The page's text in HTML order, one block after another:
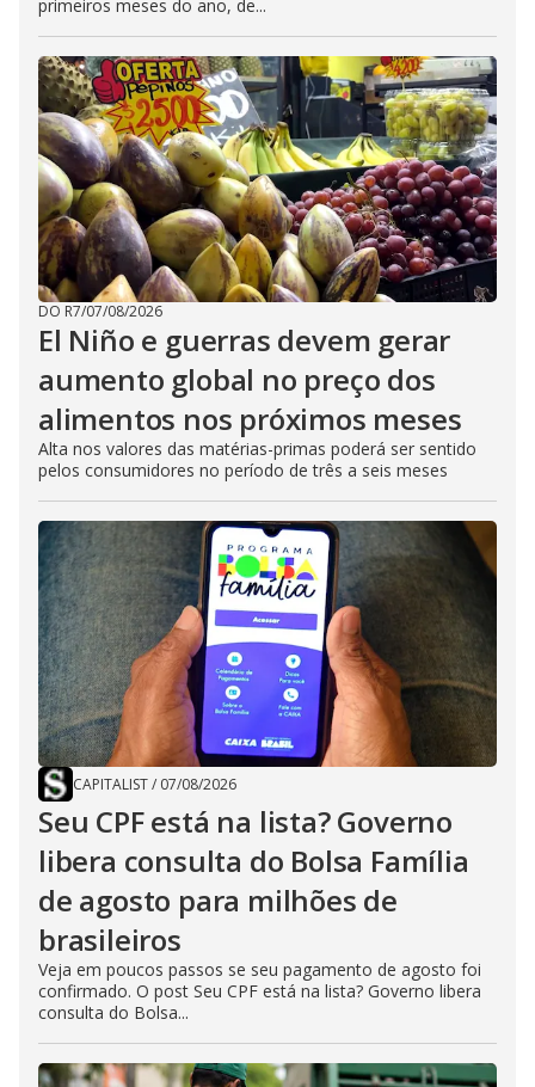
primeiros meses do ano, de...
DO R7/07/08/2026
El Niño e guerras devem gerar
aumento global no preço dos
alimentos nos próximos meses
Alta nos valores das matérias-primas poderá ser sentido
pelos consumidores no período de três a seis meses
CAPITALIST/ 07/08/2026
Seu CPF está na lista? Governo
libera consulta do Bolsa Família
de agosto para milhões de
brasileiros
Veja em poucos passos se seu pagamento de agosto foi
confirmado. O post Seu CPF está na lista? Governo libera
consulta do Bolsa...